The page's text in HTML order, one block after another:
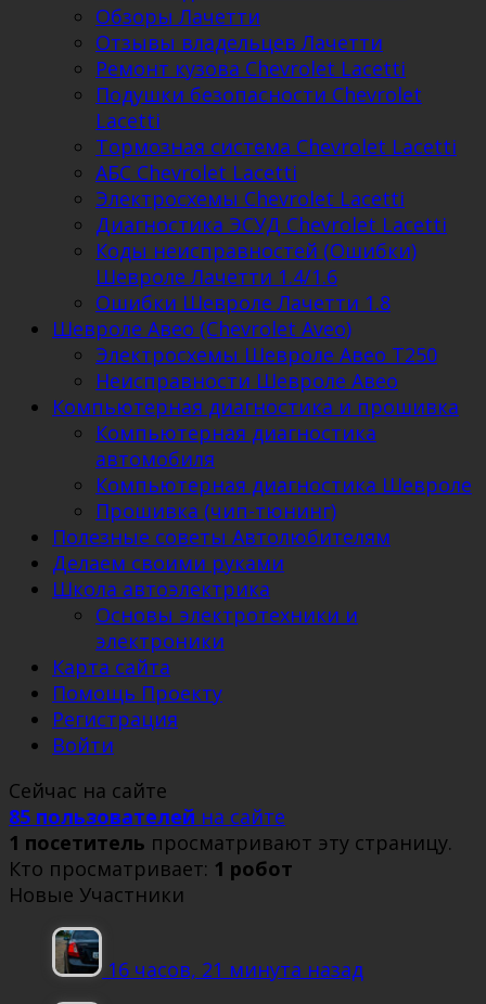
Обзоры Лачетти
Отзывы владельцев Лачетти
Ремонт кузова Chevrolet Lacetti
Подушки безопасности Chevrolet
Lacetti
Тормозная система Chevrolet Lacetti
АБС Chevrolet Lacetti
Электросхемы Chevrolet Lacetti
Диагностика ЭСУД Chevrolet Lacetti
Коды неисправностей (Ошибки)
Шевроле Лачетти 1.4/1.6
Ошибки Шевроле Лачетти 1.8
Шевроле Авео (Chevrolet Aveo)
Электросхемы Шевроле Авео Т250
Неисправности Шевроле Авео
Компьютерная диагностика и прошивка
Компьютерная диагностика
автомобиля
Компьютерная диагностика Шевроле
Прошивка (чип-тюнинг)
Полезные советы Автолюбителям
Делаем своими руками
Школа автоэлектрика
Основы электротехники и
электроники
Карта сайта
Помощь Проекту
Регистрация
Войти
Сейчас на сайте
85 пользователей на сайте
1 посетитель просматривают эту страницу.
Кто просматривает: 1 робот
Новые Участники
16 часов, 21 минута назад